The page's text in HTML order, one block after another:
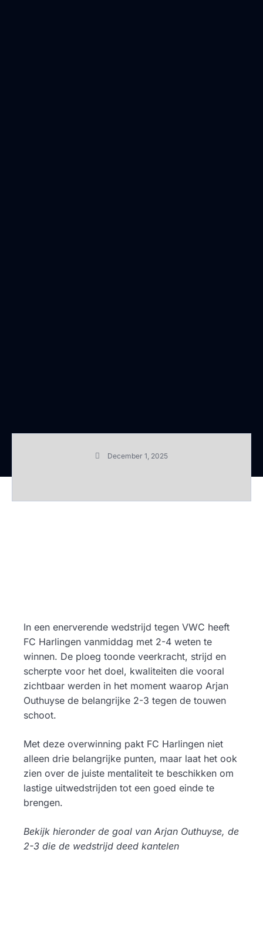
December 1, 2025
In een enerverende wedstrijd tegen VWC heeft
FC Harlingen vanmiddag met 2-4 weten te
winnen. De ploeg toonde veerkracht, strijd en
scherpte voor het doel, kwaliteiten die vooral
zichtbaar werden in het moment waarop Arjan
Outhuyse de belangrijke 2-3 tegen de touwen
schoot.
Met deze overwinning pakt FC Harlingen niet
alleen drie belangrijke punten, maar laat het ook
zien over de juiste mentaliteit te beschikken om
lastige uitwedstrijden tot een goed einde te
brengen.
Bekijk hieronder de goal van Arjan Outhuyse, de
2-3 die de wedstrijd deed kantelen